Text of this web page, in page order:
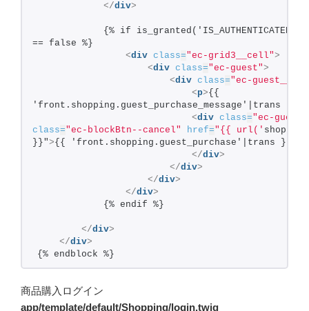
</div>
{% if
== false %}
<div class="ec-grid3__cell">
<div class="ec-guest">
<div class="ec-
<p>{{
'front.shopping.guest_purchase_message'|trans }}
<div class="ec-
class="ec-blockBtn--cancel" href="{{ url('
}}">{{ 'front.shopping.guest_purchase'|trans }}
</div>
</div>
</div>
</div>
            {% endif %}
</div>
</div>
{% endblock %}
商品購入ログイン
app/template/default/Shopping/login.twig